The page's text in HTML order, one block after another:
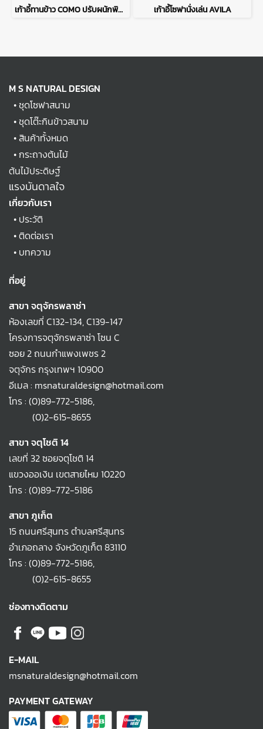
เก้าอี้ทานข้าว COMO ปรับผนักพิงได้พร้อมที่วางเท้า - สีมอคค่า เก้าอี้โซฟานั่งเล่น AVILA
M S NATURAL DESIGN
•ชุดโซฟาสนาม
•ชุดโต๊ะกินข้าวสนาม
•สินค้าทั้งหมด
•กระถางต้นไม้
ต้นไม้ประดิษฐ์
แรงบันดาลใจ
เกี่ยวกับเรา
• ประวัติ
•ติดต่อเรา
• บทความ
ที่อยู่
สาขา จตุจักรพลาซ่า
ห้องเลขที่ C132-134, C139-147
โครงการจตุจักรพลาซ่า โซน C
ซอย 2 ถนนกำแพงเพชร 2
จตุจักร กรุงเทพฯ 10900
อีเมล : msnaturaldesign@hotmail.com
โทร : (0)89-772-5186,
(0)2-615-8655
สาขา จตุโชติ 14
เลขที่ 32 ซอยจตุโชติ 14
แขวงออเงิน เขตสายไหม 10220
โทร : (0)89-772-5186
สาขา ภูเก็ต
15 ถนนศรีสุนทร ตำบลศรีสุนทร
อำเภอถลาง จังหวัดภูเก็ต 83110
โทร : (0)89-772-5186,
(0)2-615-8655
ช่องทางติดตาม
E-MAIL
msnaturaldesign@hotmail.com
PAYMENT GATEWAY